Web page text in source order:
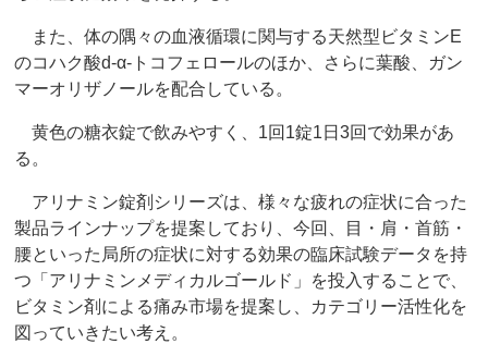
また、体の隅々の血液循環に関与する天然型ビタミンE
のコハク酸d-α-トコフェロールのほか、さらに葉酸、ガン
マーオリザノールを配合している。
黄色の糖衣錠で飲みやすく、1回1錠1日3回で効果があ
る。
アリナミン錠剤シリーズは、様々な疲れの症状に合った
製品ラインナップを提案しており、今回、目・肩・首筋・
腰といった局所の症状に対する効果の臨床試験データを持
つ「アリナミンメディカルゴールド」を投入することで、
ビタミン剤による痛み市場を提案し、カテゴリー活性化を
図っていきたい考え。